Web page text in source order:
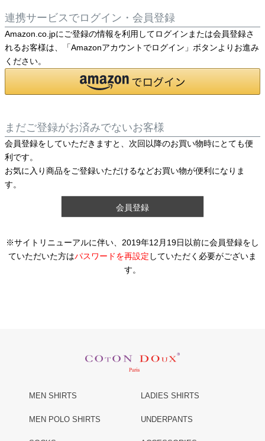
連携サービスでログイン・会員登録
Amazon.co.jpにご登録の情報を利用してログインまたは会員登録さ
れるお客様は、「Amazonアカウントでログイン」ボタンよりお進み
ください。
まだご登録がお済みでないお客様
会員登録をしていただきますと、次回以降のお買い物時にとても便
利です。
お気に入り商品をご登録いただけるなどお買い物が便利になりま
す。
会員登録
※サイトリニューアルに伴い、2019年12月19日以前に会員登録をし
ていただいた方はパスワードを再設定 していただく必要がございま
す。
MEN SHIRTS LADIES SHIRTS
MEN POLO SHIRTS UNDERPANTS